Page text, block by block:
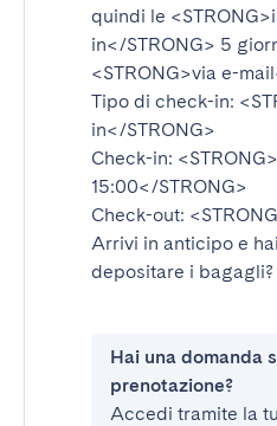
quindi le
in</STRONG> 5
<STRONG>via e-
Tipo di check-in:
in</STRONG>
Check-in:
15:00</STRONG>
Check-out:
Arrivi in anticipo e
depositare i bagagli?
Hai una domanda
prenotazione?
Accedi tramite la